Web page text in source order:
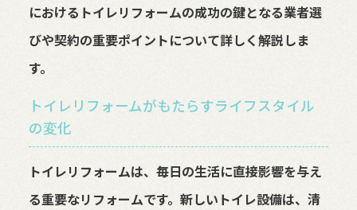
におけるトイレリフォームの成功の鍵となる業者選
びや契約の重要ポイントについて詳しく解説しま
す。
トイレリフォームがもたらすライフスタイル
の変化
トイレリフォームは、毎日の生活に直接影響を与え
る重要なリフォームです。新しいトイレ設備は、清